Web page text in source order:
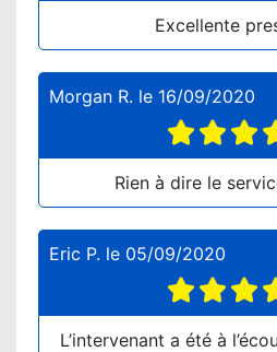
Excellente
Morgan R. le 16/09/2020
Rien à dire le
Eric P. le 05/09/2020
L’intervenant a été à